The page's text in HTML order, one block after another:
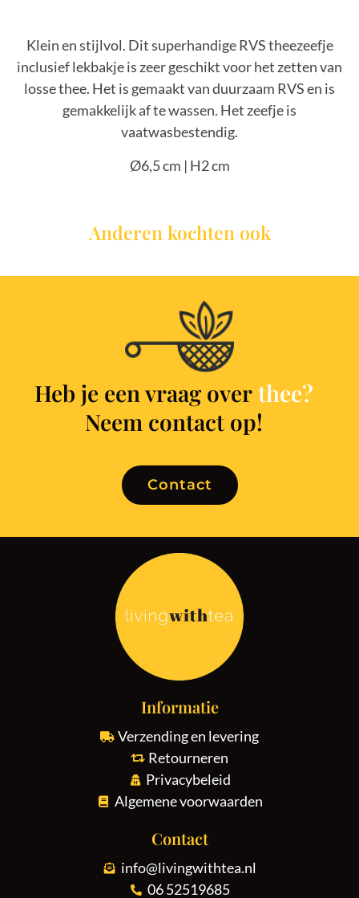
Klein en stijlvol. Dit superhandige RVS theezeefje
inclusief lekbakje is zeer geschikt voor het zetten van
losse thee. Het is gemaakt van duurzaam RVS en is
gemakkelijk af te wassen. Het zeefje is
vaatwasbestendig.
Ø6,5 cm | H2 cm
Anderen kochten ook
Heb je een vraag over thee?
Neem contact op!
Contact
Informatie
Verzending en levering
Retourneren
Privacybeleid
Algemene voorwaarden
Contact
info@livingwithtea.nl
06 52519685